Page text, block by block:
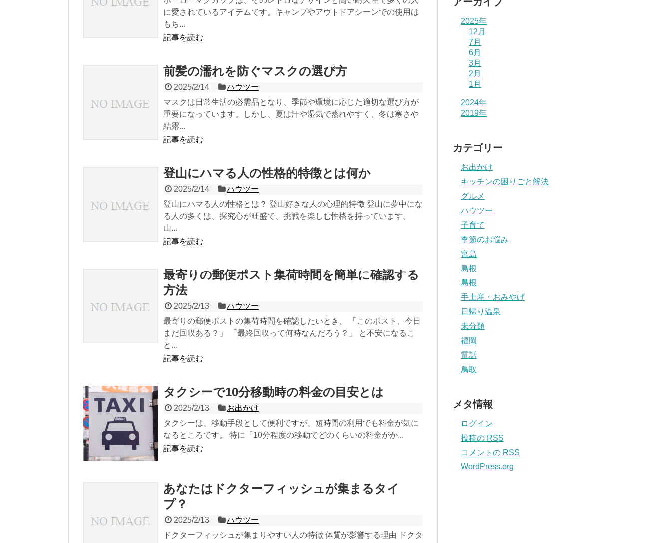
に愛されているアイテムです。キャンプやアウトドアシーンでの使用は
もち...
記事を読む
前髪の濡れを防ぐマスクの選び方
2025/2/14
ハウツー
マスクは日常生活の必需品となり、季節や環境に応じた適切な選び方が
重要になっています。しかし、夏は汗や湿気で蒸れやすく、冬は寒さや
結露...
記事を読む
登山にハマる人の性格的特徴とは何か
2025/2/14
ハウツー
登山にハマる人の性格とは？ 登山好きな人の心理的特徴 登山に夢中にな
る人の多くは、探究心が旺盛で、挑戦を楽しむ性格を持っています。
山...
記事を読む
最寄りの郵便ポスト集荷時間を簡単に確認する
方法
2025/2/13
ハウツー
最寄りの郵便ポストの集荷時間を確認したいとき、 「このポスト、今日
まだ回収ある？」 「最終回収って何時なんだろう？」 と不安になるこ
と...
記事を読む
タクシーで10分移動時の料金の目安とは
2025/2/13
お出かけ
タクシーは、移動手段として便利ですが、短時間の利用でも料金が気に
なるところです。 特に「10分程度の移動でどのくらいの料金がか...
記事を読む
あなたはドクターフィッシュが集まるタイ
プ？
2025/2/13
ハウツー
ドクターフィッシュが集まりやすい人の特徴 体質が影響する理由 ドクタ
2025年
12月
7月
6月
3月
2月
1月
2024年
2019年
カテゴリー
お出かけ
キッチンの困りごと解決
グルメ
ハウツー
子育て
季節のお悩み
宮島
島根
島根
手土産・おみやげ
日帰り温泉
未分類
福岡
電話
鳥取
メタ情報
ログイン
投稿の RSS
コメントの RSS
WordPress.org